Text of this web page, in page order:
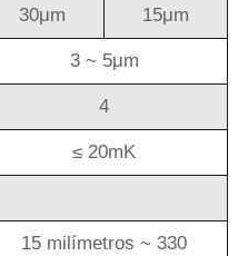
30μm 15μm
3 ~ 5μm
4
≤ 20mK
15 milímetros ~ 330